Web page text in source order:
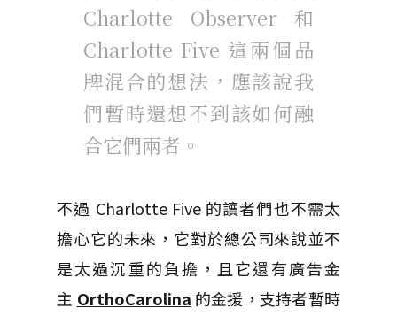
Charlotte Observer 和
Charlotte Five 這兩個品
牌混合的想法，應該說我
們暫時還想不到該如何融
合它們兩者。
不過 Charlotte Five 的讀者們也不需太
擔心它的未來，它對於總公司來說並不
是太過沉重的負擔，且它還有廣告金
主 OrthoCarolina 的金援，支持者暫時